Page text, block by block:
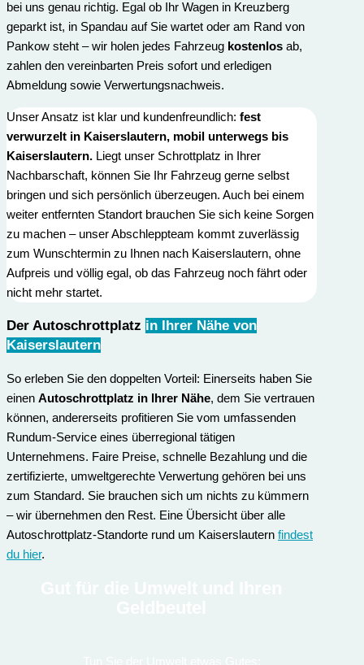
bei uns genau richtig. Egal ob Ihr Wagen in Kreuzberg
geparkt ist, in Spandau auf Sie wartet oder am Rand von
Pankow steht – wir holen jedes Fahrzeug kostenlos ab,
zahlen den vereinbarten Preis sofort und erledigen
Abmeldung sowie Verwertungs­nachweis.
Unser Ansatz ist klar und kundenfreundlich: fest
verwurzelt in Kaiserslautern, mobil unterwegs bis
Kaiserslautern. Liegt unser Schrottplatz in Ihrer
Nachbarschaft, können Sie Ihr Fahrzeug gerne selbst
bringen und sich persönlich überzeugen. Auch bei einem
weiter entfernten Standort brauchen Sie sich keine Sorgen
zu machen – unser Abschleppteam kommt zuverlässig
zum Wunschtermin zu Ihnen nach Kaiserslautern, ohne
Aufpreis und völlig egal, ob das Fahrzeug noch fährt oder
nicht mehr startet.
Der Autoschrottplatz in Ihrer Nähe von
Kaiserslautern
So erleben Sie den doppelten Vorteil: Einerseits haben Sie
einen Autoschrottplatz in Ihrer Nähe, dem Sie vertrauen
können, andererseits profitieren Sie vom umfassenden
Rundum-Service eines überregional tätigen
Unternehmens. Faire Preise, schnelle Bezahlung und die
zertifizierte, umweltgerechte Verwertung gehören bei uns
zum Standard. Sie brauchen sich um nichts zu kümmern
– wir übernehmen den Rest. Eine Übersicht über alle
Autoschrottplatz-Standorte rund um Kaiserslautern findest
du hier.